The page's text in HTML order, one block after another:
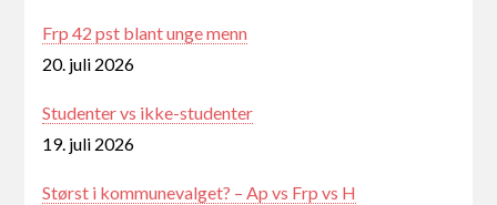
Frp 42 pst blant unge menn
20. juli 2026
Studenter vs ikke-studenter
19. juli 2026
Størst i kommunevalget? – Ap vs Frp vs H